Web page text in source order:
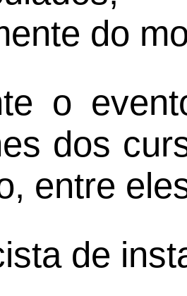
do
o
dos
entre
de